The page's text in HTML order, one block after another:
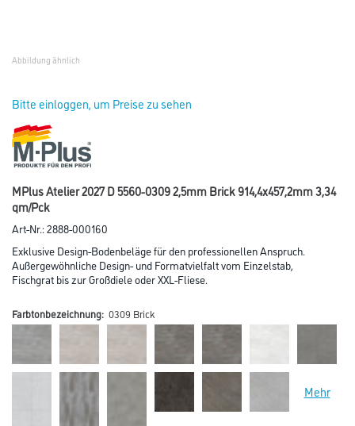
Abbildung ähnlich
Bitte einloggen, um Preise zu sehen
MPlus Atelier 2027 D 5560-0309 2,5mm Brick 914,4x457,2mm 3,34
qm/Pck
Art-Nr.:2888-000160
Exklusive Design-Bodenbeläge für den professionellen Anspruch.
Außergewöhnliche Design- und Formatvielfalt vom Einzelstab,
Fischgrat bis zur Großdiele oder XXL-Fliese.
Farbtonbezeichnung: 0309 Brick
Mehr